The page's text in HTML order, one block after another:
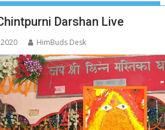
Darshan Live
2020 HimBuds Desk